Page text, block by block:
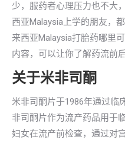
少，服药者心理压力也不大
西亚Malaysia上学的朋友，
来西亚Malaysia打胎药哪里
内容，可以让你了解药流前
关于米非司酮
米非司酮片于1986年通过临
非司酮片作为流产药品用于
妇女在流产前检查，通过对